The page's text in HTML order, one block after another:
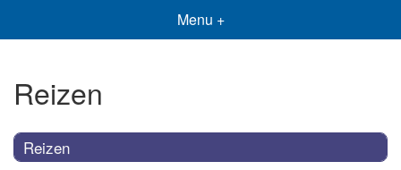
Menu +
Reizen
Reizen